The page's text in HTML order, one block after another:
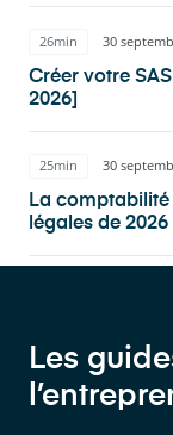
26min 30
Créer votre
2026]
25min 30
La comptabilité
légales de 2026
Les